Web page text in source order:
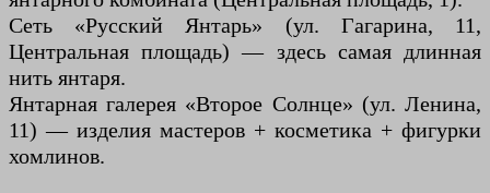
Сеть «Русский Янтарь» (ул. Гагарина, 11,
Центральная площадь) — здесь самая длинная
нить янтаря.
Янтарная галерея «Второе Солнце» (ул. Ленина,
11) — изделия мастеров + косметика + фигурки
хомлинов.